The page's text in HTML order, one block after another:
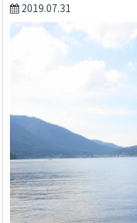
2019.07.31